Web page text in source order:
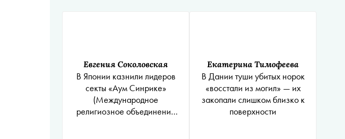
Евгения Соколовская
В Японии казнили лидеров
секты «Аум Синрике»
(Международное
религиозное объединение
Екатерина Тимофеева
В Дании туши убитых норок
«восстали из могил» — их
закопали слишком близко к
поверхности